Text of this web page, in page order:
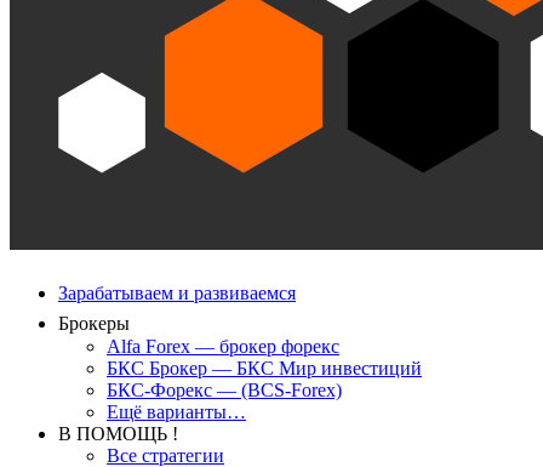
Зарабатываем и развиваемся
Брокеры
Alfa Forex — брокер форекс
БКС Брокер — БКС Мир инвестиций
БКС-Форекс — (BCS-Forex)
Ещё варианты…
В ПОМОЩЬ !
Все стратегии